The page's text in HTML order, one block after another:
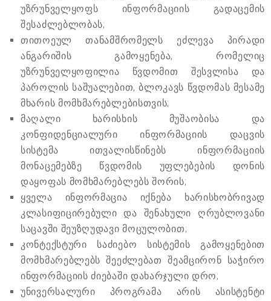
უზრუნველყოფს ინფორმაციის გადაცემის
შესაძლებლობას;
თითოეულ თანამშრომელს ეძლევა პირადი
ანგარიშის გამოყენება, რომელიც
უზრუნველყოფილია წვდომით შესვლისა და
პაროლის საშუალებით, ბლოკავს წვდომას მესამე
მხარის მომხმარებლებისთვის;
მაღალი ხარისხის მუშაობისა და
კონფიდენციალური ინფორმაციის დაცვის
სისტემა ითვალისწინებს ინფორმაციის
მონაცემებზე წვდომის უფლებების დონის
დაყოფას მომხმარებლებს შორის;
ყველა ინფორმაცია იქნება ხარისხობრივად
კლასიფიცირებული და შენახული ღრუბლოვანი
საცავში შეუზღუდავი მოცულობით;
კონტექსტური საძიებო სისტემის გამოყენებით
მომხმარებლებს შეეძლებათ შეამცირონ საჭირო
ინფორმაციის ძიებაში დახარჯული დრო;
უნივერსალური პროგრამა არის ასისტენტი